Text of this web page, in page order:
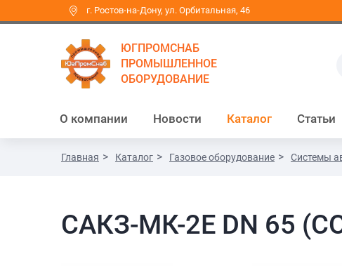
г. Ростов-на-Дону, ул. Орбитальная, 46
ЮГПРОМСНАБ
ПРОМЫШЛЕННОЕ
ОБОРУДОВАНИЕ
О компании Новости Каталог Статьи
Главная Каталог Газовое оборудование Системы
САКЗ-МК-2Е DN 65